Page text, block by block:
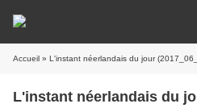
Accueil » L'instant néerlandais du jour
L'instant néerlandais du